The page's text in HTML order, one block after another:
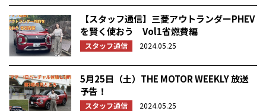
【スタッフ通信】三菱アウトランダーPHEV
を賢く使おう Vol1省燃費編
スタッフ通信 2024.05.25
5月25日（土）THE MOTOR WEEKLY 放送
予告！
スタッフ通信 2024.05.25